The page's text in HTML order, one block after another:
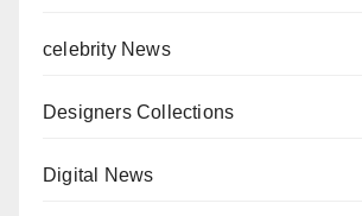
celebrity News
Designers Collections
Digital News